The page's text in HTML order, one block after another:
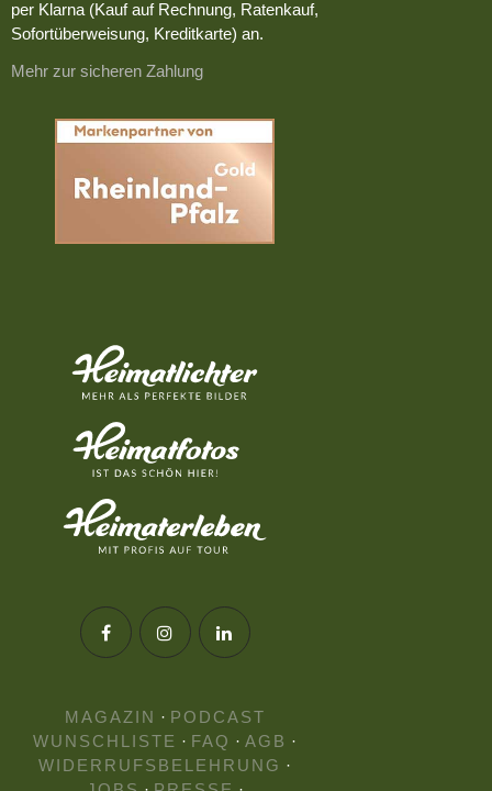
per Klarna (Kauf auf Rechnung, Ratenkauf,
Sofortüberweisung, Kreditkarte) an.
Mehr zur sicheren Zahlung
MAGAZIN · PODCAST
WUNSCHLISTE · FAQ · AGB ·
WIDERRUFSBELEHRUNG ·